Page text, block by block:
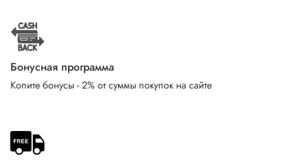
Бонусная программа
Копите бонусы - 2% от суммы покупок на сайте